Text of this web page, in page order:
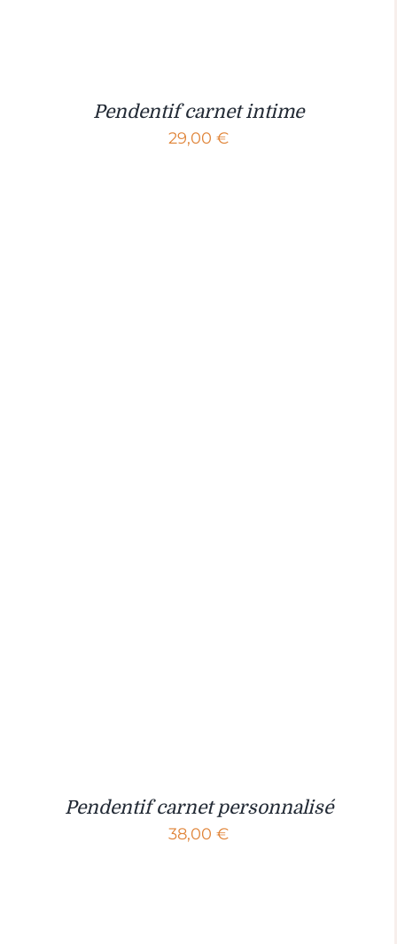
Pendentif carnet intime
29,00 €
Pendentif carnet personnalisé
38,00 €